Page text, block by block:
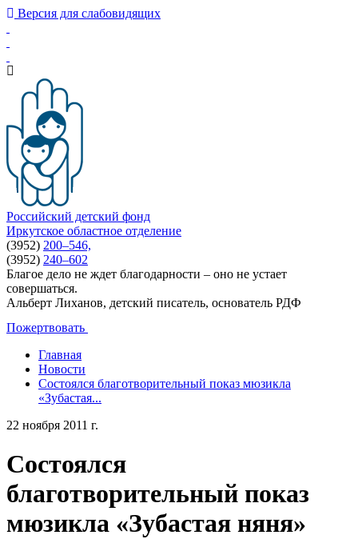
Версия для слабовидящих
Российский детский фонд
Иркутское областное отделение
(3952) 200–546,
(3952) 240–602
Благое дело не ждет благодарности – оно не устает
совершаться.
Альберт Лиханов, детский писатель, основатель РДФ
Пожертвовать
Главная
Новости
Состоялся благотворительный показ мюзикла
«Зубастая...
22 ноября 2011 г.
Состоялся
благотворительный показ
мюзикла «Зубастая няня»